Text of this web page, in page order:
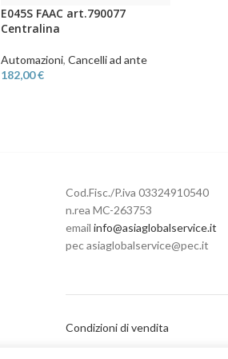
E045S FAAC art.790077
Centralina
Automazioni, Cancelli ad ante
182,00€
Cod.Fisc./P.iva 03324910540
n.rea MC-263753
email info@asiaglobalservice.it
pec asiaglobalservice@pec.it
Condizioni di vendita